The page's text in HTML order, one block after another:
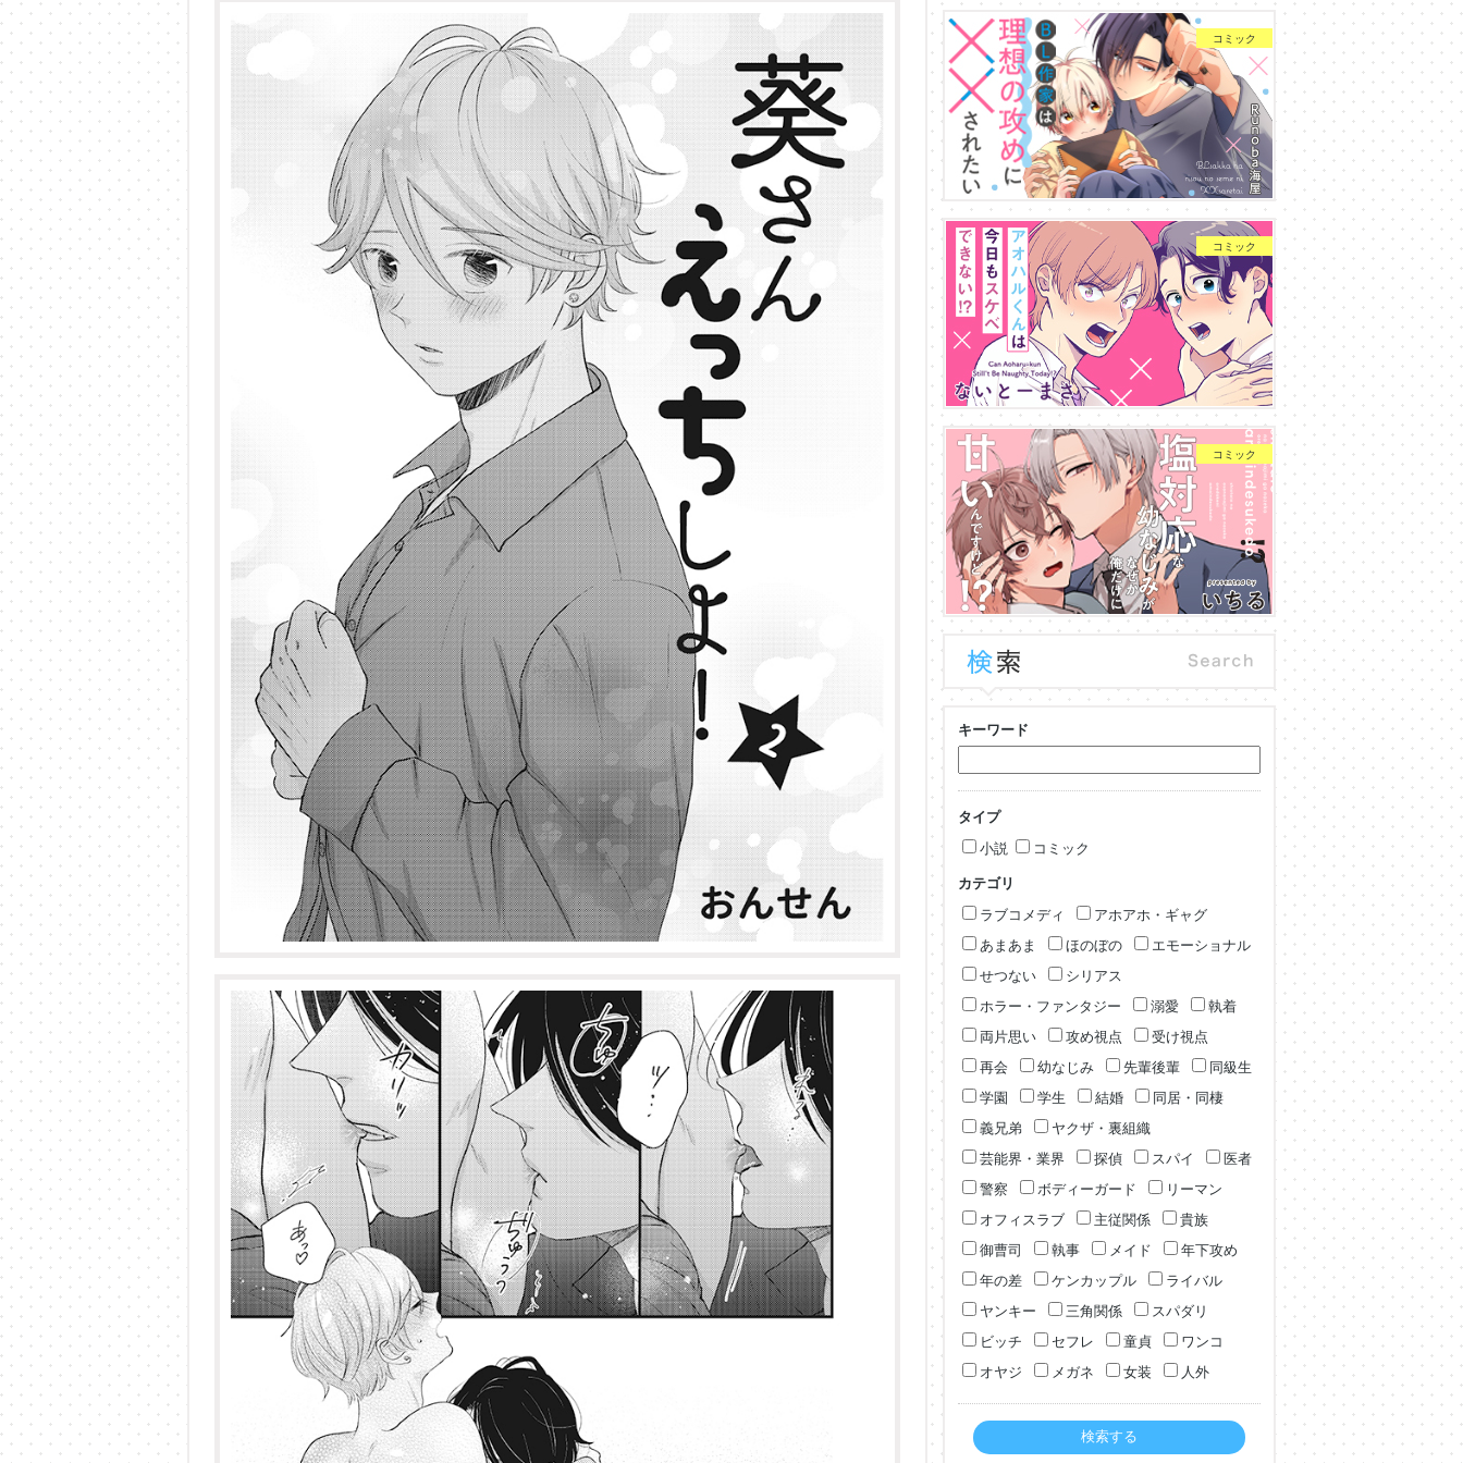
コミック
コミック
コミック
キーワード
タイプ
小説
コミック
カテゴリ
ラブコメディ
アホアホ・ギャグ
あまあま
ほのぼの
エモーショナル
せつない
シリアス
ホラー・ファンタジー
溺愛
執着
両片思い
攻め視点
受け視点
再会
幼なじみ 先輩後輩
同級生
学園
学生 結婚
同居・同棲
義兄弟
ヤクザ・裏組織
芸能界・業界
探偵 スパイ
医者
警察
ボディーガード
リーマン
オフィスラブ
主従関係
貴族
御曹司
執事 メイド
年下攻め
年の差
ケンカップル
ライバル
ヤンキー
三角関係
スパダリ
ビッチ
セフレ 童貞
ワンコ
オヤジ
メガネ 女装 人外
検索する